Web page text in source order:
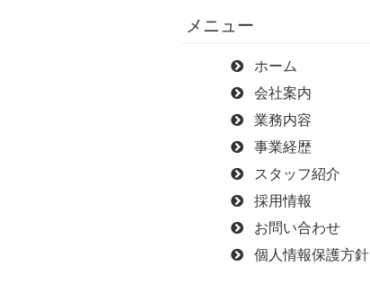
メニュー
ホーム
会社案内
業務内容
事業経歴
スタッフ紹介
採用情報
お問い合わせ
個人情報保護方針